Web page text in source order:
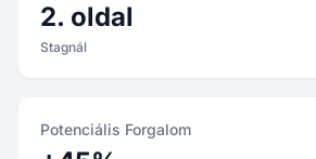
2. oldal
Stagnál
Potenciális Forgalom